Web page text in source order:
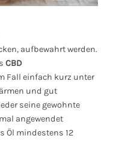
aufbewahrt werden.
CBD
Fall einfach kurz unter
und gut
seine gewohnte
angewendet
Öl mindestens 12